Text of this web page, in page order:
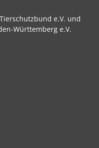
e.V. und
Württemberg e.V.